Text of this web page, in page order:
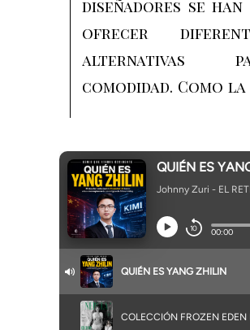
diseñadores se han
ofrecer
alternativas
comodidad. Como